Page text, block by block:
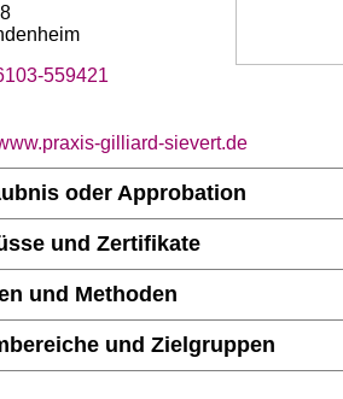
559421
gilliard-sievert.de
oder Approbation
und Zertifikate
und Methoden
und Zielgruppen